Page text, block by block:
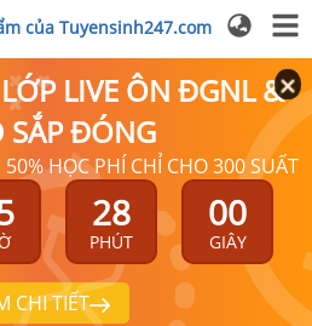
của Tuyensinh247.com
LIVE ÔN ĐGNL &
SẮP ĐÓNG
HỌC PHÍ CHỈ CHO 300 SUẤT
28
PHÚT
00
GIÂY
CHI TIẾT